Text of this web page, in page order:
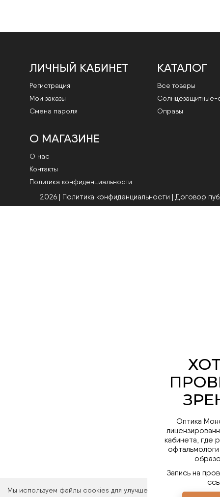
Мы используем файлы cookies для улучшения работы сайта.
ЛИЧНЫЙ КАБИНЕТ
Регистрация
Мои заказы
Смена пароля
КАТАЛОГ
Все товары
Cолнцезащитные-
Оправы
О МАГАЗИНЕ
О нас
Контакты
Политика конфиденциальности
2026 | Политика конфиденциальности | Договор
Оптика
кабинета, где
Запись на